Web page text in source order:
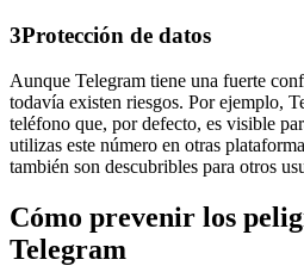
3Protección de datos
Aunque Telegram tiene una fuerte
todavía existen riesgos. Por ejemplo,
teléfono que, por defecto, es visible
utilizas este número en otras
también son descubribles para otros
Cómo prevenir los
Telegram